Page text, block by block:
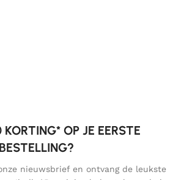
OP JE EERSTE
BESTELLING?
nieuwsbrief en ontvang de leukste